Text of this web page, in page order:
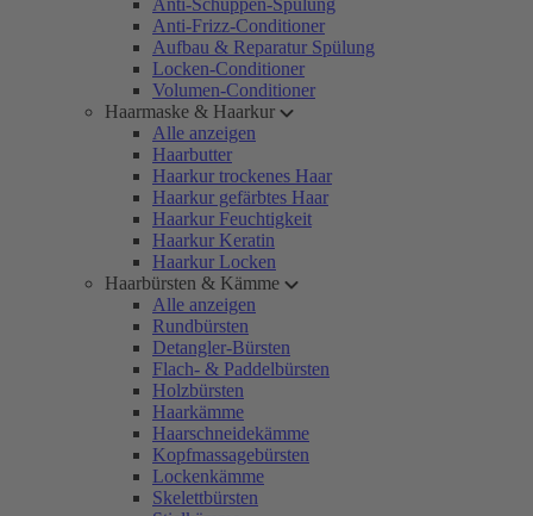
Anti-Schuppen-Spülung
Anti-Frizz-Conditioner
Aufbau & Reparatur Spülung
Locken-Conditioner
Volumen-Conditioner
Haarmaske & Haarkur
Alle anzeigen
Haarbutter
Haarkur trockenes Haar
Haarkur gefärbtes Haar
Haarkur Feuchtigkeit
Haarkur Keratin
Haarkur Locken
Haarbürsten & Kämme
Alle anzeigen
Rundbürsten
Detangler-Bürsten
Flach- & Paddelbürsten
Holzbürsten
Haarkämme
Haarschneidekämme
Kopfmassagebürsten
Lockenkämme
Skelettbürsten